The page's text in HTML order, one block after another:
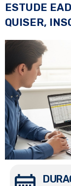
ESTUDE
QUISER,